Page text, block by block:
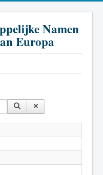
Namen
Europa